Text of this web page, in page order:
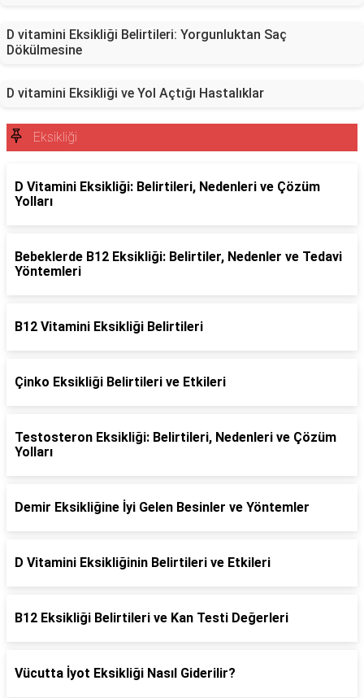
D vitamini Eksikliği Belirtileri: Yorgunluktan Saç
Dökülmesine
D vitamini Eksikliği ve Yol Açtığı Hastalıklar
Eksikliği
D Vitamini Eksikliği: Belirtileri, Nedenleri ve Çözüm
Yolları
Bebeklerde B12 Eksikliği: Belirtiler, Nedenler ve Tedavi
Yöntemleri
B12 Vitamini Eksikliği Belirtileri
Çinko Eksikliği Belirtileri ve Etkileri
Testosteron Eksikliği: Belirtileri, Nedenleri ve Çözüm
Yolları
Demir Eksikliğine İyi Gelen Besinler ve Yöntemler
D Vitamini Eksikliğinin Belirtileri ve Etkileri
B12 Eksikliği Belirtileri ve Kan Testi Değerleri
Vücutta İyot Eksikliği Nasıl Giderilir?